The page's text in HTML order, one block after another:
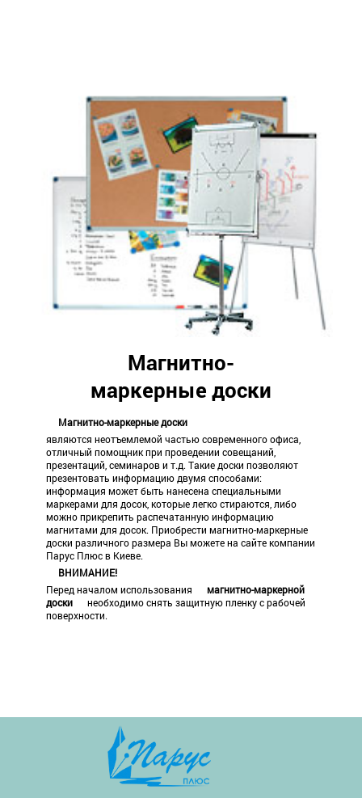
Магнитно-
маркерные доски
Магнитно-маркерные доски
являются неотъемлемой частью современного офиса,
отличный помощник при проведении совещаний,
презентаций, семинаров и т.д. Такие доски позволяют
презентовать информацию двумя способами:
информация может быть нанесена специальными
маркерами для досок, которые легко стираются, либо
можно прикрепить распечатанную информацию
магнитами для досок. Приобрести магнитно-маркерные
доски различного размера Вы можете на сайте компании
Парус Плюс в Киеве.
ВНИМАНИЕ!
Перед началом использования
магнитно-маркерной
доски
необходимо снять защитную пленку с рабочей
поверхности.